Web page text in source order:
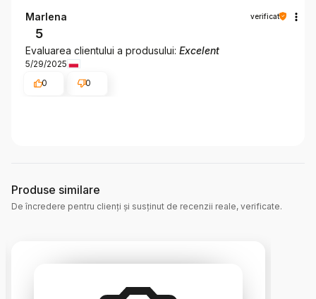
Marlena verificat
5
Evaluarea clientului a produsului: Excelent
5/29/2025
0
0
Produse similare
De încredere pentru clienți și susținut de recenzii reale, verificate.